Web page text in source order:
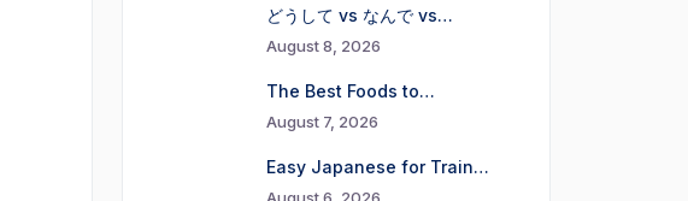
どうして vs なんで vs…
August 8, 2026
The Best Foods to…
August 7, 2026
Easy Japanese for Train…